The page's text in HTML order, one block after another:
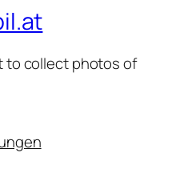
to collect photos of